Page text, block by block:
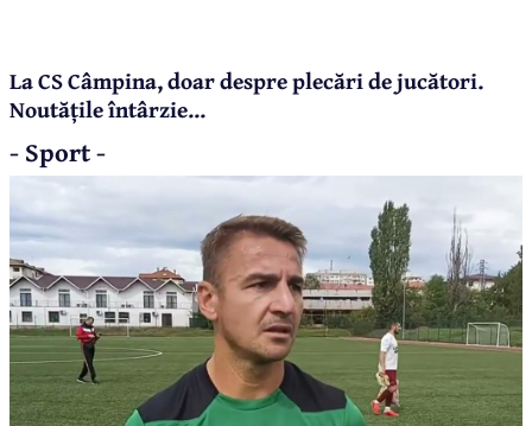
La CS Câmpina, doar despre plecări de jucători.
Noutățile întârzie...
- Sport -